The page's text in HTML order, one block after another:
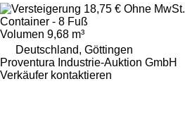
18,75 € Ohne MwSt.
Container - 8 Fuß
Volumen 9,68 m³
Deutschland, Göttingen
Proventura Industrie-Auktion GmbH
Verkäufer kontaktieren